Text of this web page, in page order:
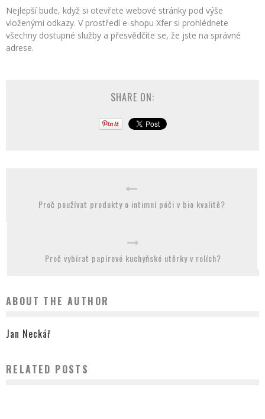
Nejlepší bude, když si otevřete webové stránky pod výše
vloženými odkazy. V prostředí e-shopu Xfer si prohlédnete
všechny dostupné služby a přesvědčíte se, že jste na správné
adrese.
SHARE ON:
Proč používat produkty o intimní péči v bio kvalitě?
Proč vybírat papírové kuchyňské utěrky v rolích?
ABOUT THE AUTHOR
Jan Neckář
RELATED POSTS